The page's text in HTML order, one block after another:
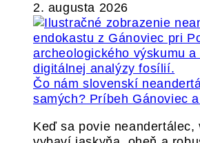
2. augusta 2026
Čo nám slovenskí
samých? Príbeh Gánoviec
Keď sa povie